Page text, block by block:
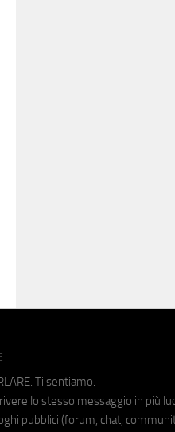
Ti sentiamo.
lo stesso messaggio in più
pubblici (forum, chat,